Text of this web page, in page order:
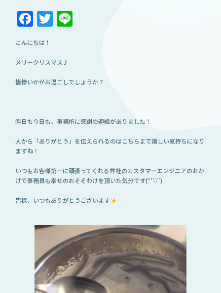
Facebook
Twitter
こんにちは！
メリークリスマス♪
皆様いかがお過ごしでしょうか？
昨日も今日も、事務所に感謝の連絡がありました！
人から「ありがとう」を伝えられるのはこちらまで嬉しい気持ちになり
ますね！
いつもお客様第一に頑張ってくれる弊社のカスタマーエンジニアのおか
げで事務員も幸せのおそそわけを頂いた気分です(*'▽')
皆様、いつもありがとうございます